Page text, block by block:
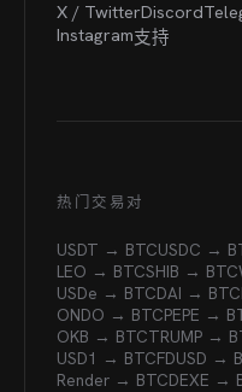
X / TwitterDiscord
Instagram支持
热门交易对
USDT → BTCUSDC →
LEO → BTCSHIB → BTC
USDe → BTCDAI → BTC
ONDO → BTCPEPE →
OKB → BTCTRUMP →
USD1 → BTCFDUSD →
Render → BTCDEXE →